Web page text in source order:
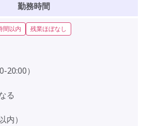
勤務時間
間以内 残業ほぼなし
20:00）
る
内）